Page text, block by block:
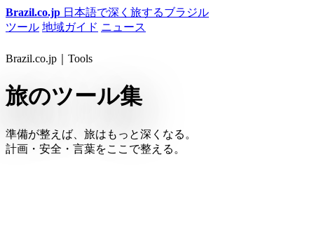
Brazil.co.jp 日本語で深く旅するブラジル
ツール 地域ガイド ニュース
Brazil.co.jp｜Tools
旅のツール集
準備が整えば、旅はもっと深くなる。
計画・安全・言葉をここで整える。